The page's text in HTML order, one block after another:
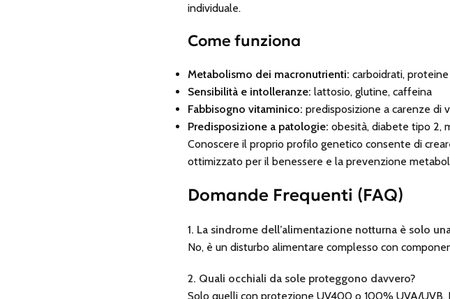
individuale.
Come funziona
Metabolismo dei macronutrienti: carboidrati, proteine
Sensibilità e intolleranze: lattosio, glutine, caffeina
Fabbisogno vitaminico: predisposizione a carenze di
Predisposizione a patologie: obesità, diabete tipo 2,
Conoscere il proprio profilo genetico consente di
ottimizzato per il benessere e la prevenzione
Domande Frequenti (FAQ)
1. La sindrome dell’alimentazione notturna è solo
No, è un disturbo alimentare complesso con
2. Quali occhiali da sole proteggono davvero?
Solo quelli con protezione UV400 o 100% UVA/